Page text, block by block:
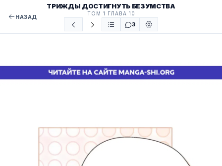
НАЗАД
ТРИЖДЫ ДОСТИГНУТЬ БЕЗУМСТВА
ТОМ 1 ГЛАВА 10
3